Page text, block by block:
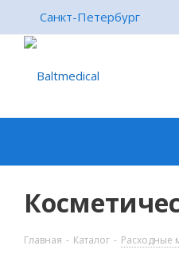
Санкт-Петербург
Главная - Каталог - Расходные